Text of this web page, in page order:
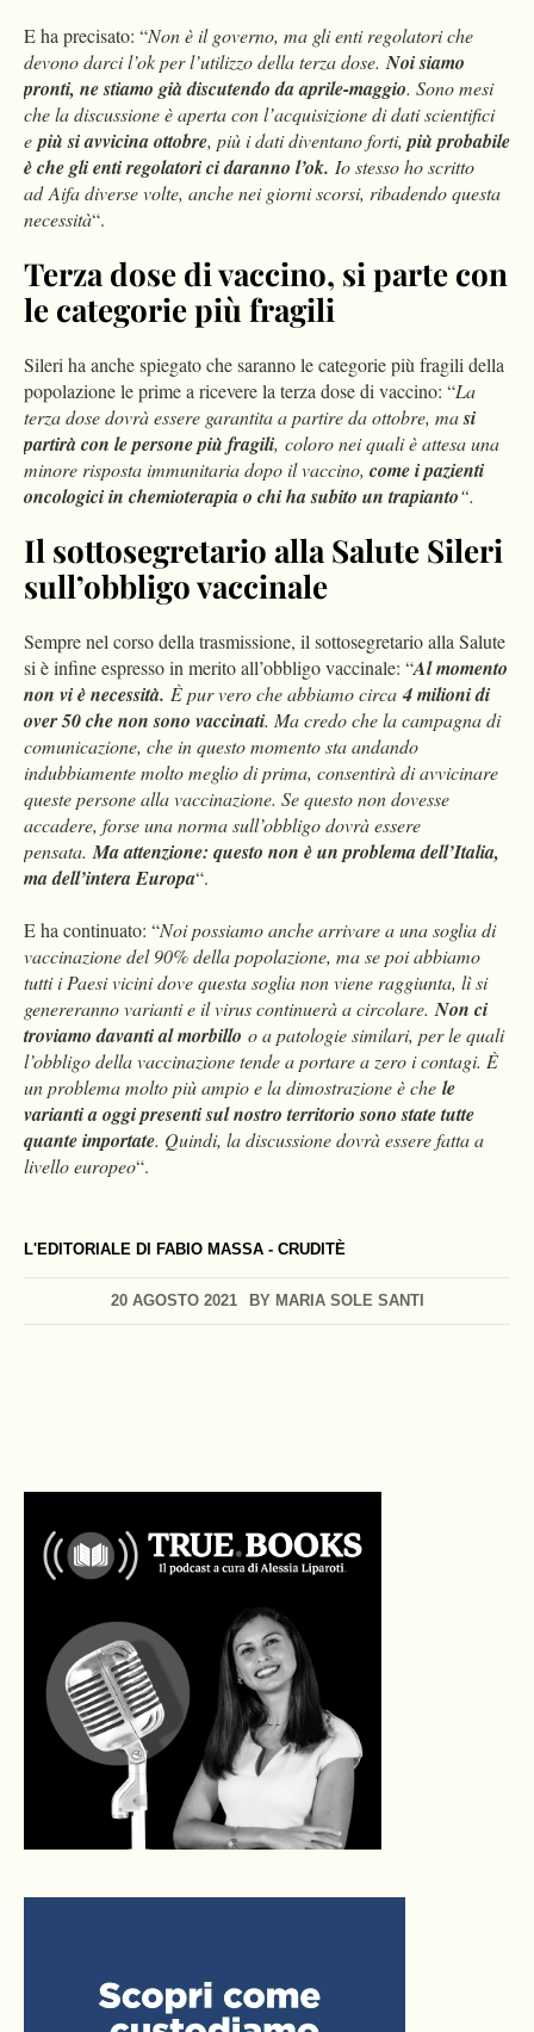
L'EDITORIALE DI FABIO MASSA - CRUDITÈ
20 AGOSTO 2021 BY MARIA SOLE SANTI
E ha precisato: “Non è il governo, ma gli enti regolatori che
devono darci l’ok per l’utilizzo della terza dose.Noi siamo
pronti, ne stiamo già discutendo da aprile-maggio. Sono mesi
che la discussione è aperta con l’acquisizione di dati scientifici
epiù si avvicina ottobre, più i dati diventano forti,più probabile
è che gli enti regolatori ci daranno l’ok. Io stesso ho scritto
ad Aifa diverse volte, anche nei giorni scorsi, ribadendo questa
necessità“.
Terza dose di vaccino, si parte con
le categorie più fragili
Sileri ha anche spiegato che saranno le categorie più fragili della
popolazione le prime a ricevere la terza dose di vaccino: “La
terza dose dovrà essere garantita a partire da ottobre, masi
partirà con le persone più fragili, coloro nei quali è attesa una
minore risposta immunitaria dopo il vaccino, come i pazienti
oncologici in chemioterapia o chi ha subito un trapianto“.
Il sottosegretario alla Salute Sileri
sull’obbligo vaccinale
Sempre nel corso della trasmissione, il sottosegretario alla Salute
si è infine espresso in merito all’obbligo vaccinale: “Al momento
non vi è necessità. È pur vero che abbiamo circa 4 milioni di
over 50 che non sono vaccinati. Ma credo che la campagna di
comunicazione, che in questo momento sta andando
indubbiamente molto meglio di prima, consentirà di avvicinare
queste persone alla vaccinazione. Se questo non dovesse
accadere, forse una norma sull’obbligo dovrà essere
pensata.Ma attenzione: questo non è un problema dell’Italia,
ma dell’intera Europa“.
E ha continuato: “Noi possiamo anche arrivare a una soglia di
vaccinazione del 90% della popolazione, ma se poi abbiamo
tutti i Paesi vicini dove questa soglia non viene raggiunta, lì si
genereranno varianti e il virus continuerà a circolare.Non ci
troviamo davanti al morbillo o a patologie similari, per le quali
l’obbligo della vaccinazione tende a portare a zero i contagi. È
un problema molto più ampio e la dimostrazione è che le
varianti a oggi presenti sul nostro territorio sono state tutte
quante importate. Quindi, la discussione dovrà essere fatta a
livello europeo“.